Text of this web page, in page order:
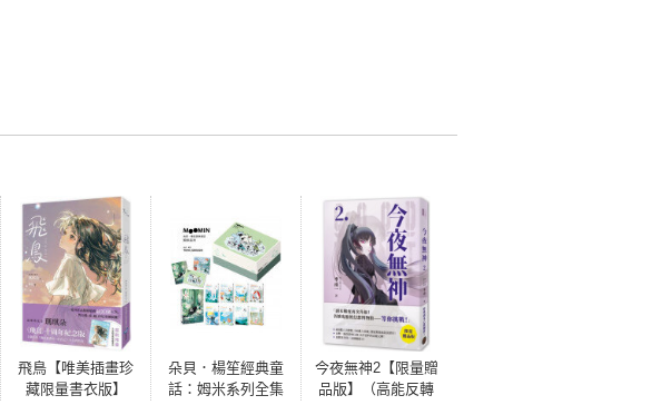
飛鳥【唯美插畫珍
藏限量書衣版】
朵貝．楊笙經典童
話：姆米系列全集
今夜無神2【限量贈
品版】（高能反轉